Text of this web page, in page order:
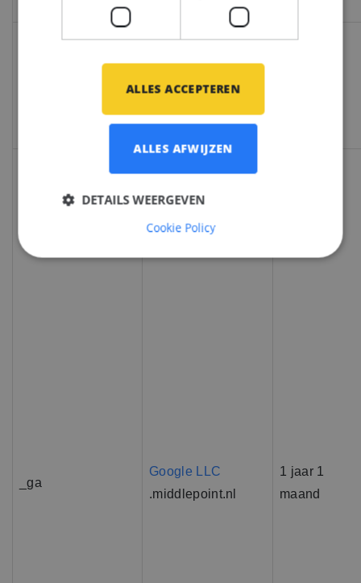
_ga_E8YTP5GZV6 .middlepoint.nl
_ga
Google LLC
.middlepoint.nl
1 jaar 1
maand
ALLES ACCEPTEREN
ALLES AFWIJZEN
DETAILS WEERGEVEN
Cookie Policy